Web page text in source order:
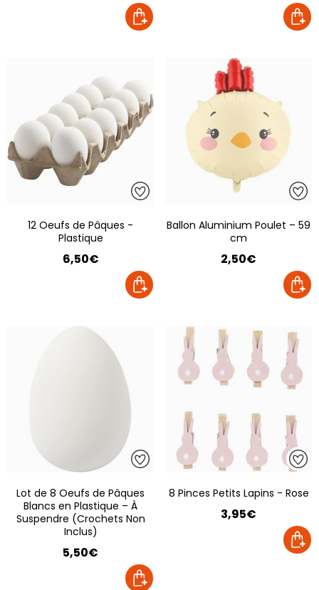
12 Oeufs de Pâques -
Plastique
6,50€
Ballon Aluminium Poulet – 59
cm
2,50€
Lot de 8 Oeufs de Pâques
Blancs en Plastique – À
Suspendre (Crochets Non
Inclus)
5,50€
8 Pinces Petits Lapins - Rose
3,95€